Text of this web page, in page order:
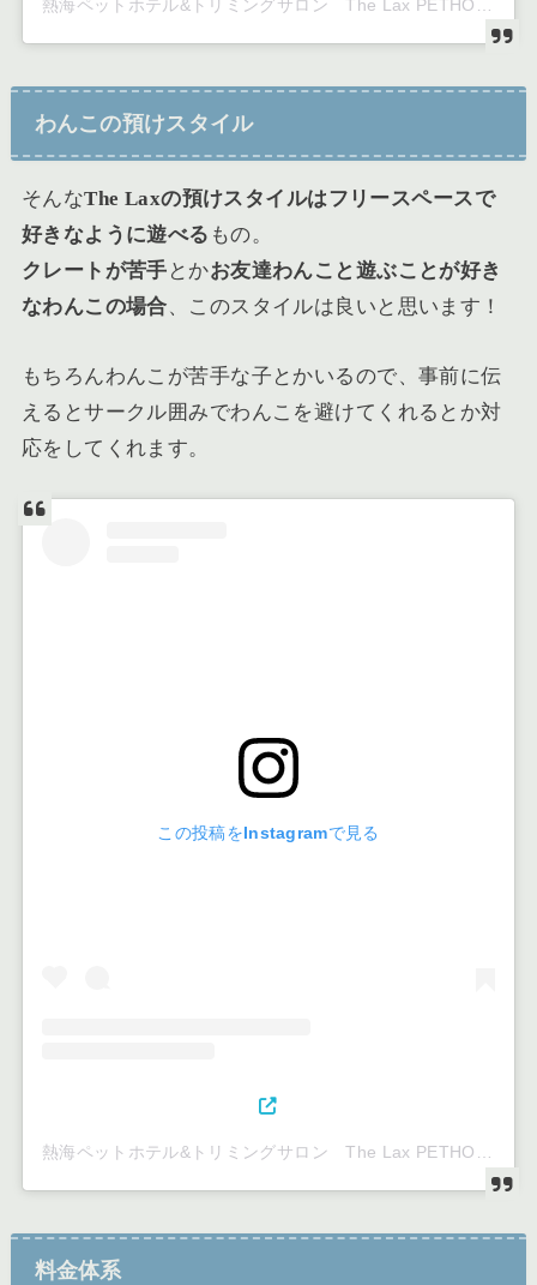
わんこの預けスタイル
そんなThe Laxの預けスタイルはフリースペースで
好きなように遊べる もの。
クレートが苦手 とかお友達わんこと遊ぶことが好き
なわんこの場合、このスタイルは良い と思います！
もちろんわんこが苦手な子とかいるので、 事前に伝
えるとサークル囲みでわんこを避けてくれるとか対
応をしてくれます。
この投稿をInstagramで見る
熱海ペットホテル&トリミングサロン The Lax PETHOTEL&SPA(@the_lax_2)がシェアした投稿
料金体系